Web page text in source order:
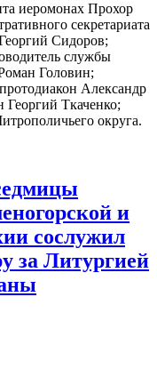
иеромонах Прохор
секретариата
Сидоров;
службы
Головин;
Александр
Ткаченко;
округа.
и
сослужил
за Литургией